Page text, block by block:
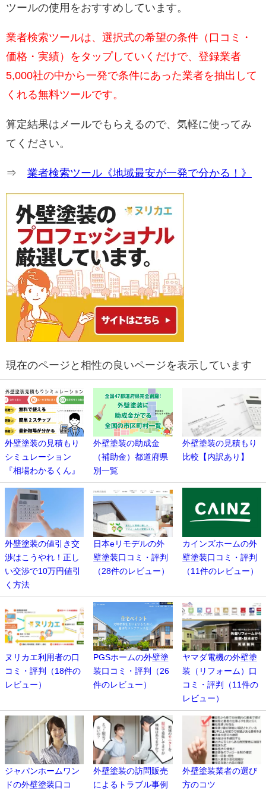
ツールの使用をおすすめしています。
業者検索ツールは、選択式の希望の条件（口コミ・
価格・実績）をタップしていくだけで、登録業者
5,000社の中から一発で条件にあった業者を抽出して
くれる無料ツールです。
算定結果はメールでもらえるので、気軽に使ってみ
てください。
⇒ 業者検索ツール《地域最安が一発で分かる！》
現在のページと相性の良いページを表示しています
外壁塗装の見積もり
シミュレーション
『相場わかるくん』
外壁塗装の助成金
（補助金）都道府県
別一覧
外壁塗装の見積もり
比較【内訳あり】
外壁塗装の値引き交
渉はこうやれ！正し
い交渉で10万円値引
く方法
日本eリモデルの外
壁塗装口コミ・評判
（28件のレビュー）
カインズホームの外
壁塗装口コミ・評判
（11件のレビュー）
ヌリカエ利用者の口
コミ・評判（18件の
レビュー）
PGSホームの外壁塗
装口コミ・評判（26
件のレビュー）
ヤマダ電機の外壁塗
装（リフォーム）口
コミ・評判（11件の
レビュー）
ジャパンホームワン
ドの外壁塗装口コ
外壁塗装の訪問販売
によるトラブル事例
外壁塗装業者の選び
方のコツ